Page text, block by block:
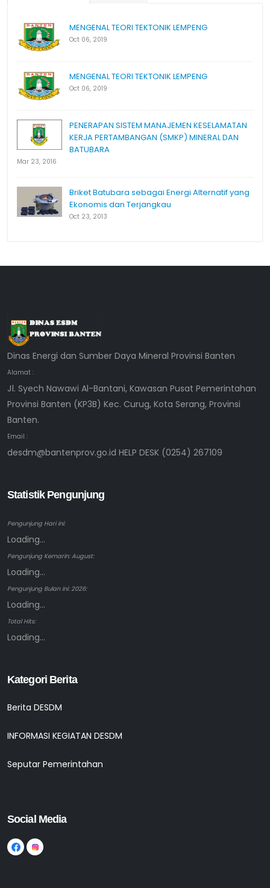
MENGENAL TEORI TEKTONIK LEMPENG
Oct 06, 2019
MENGENAL TEORI TEKTONIK LEMPENG
Oct 06, 2019
PENERAPAN SISTEM MANAJEMEN KESELAMATAN
KERJA PERTAMBANGAN (SMKP) MINERAL DAN
BATUBARA
Mar 23, 2016
Briket Batubara sebagai Energi Alternatif yang
Ekonomis dan Terjangkau
Oct 23, 2013
Dinas Energi dan Sumber Daya Mineral Provinsi Banten
Alamat :
Jl. Syech Nawawi Al-Bantani, Kawasan Pusat Pemerintahan
Provinsi Banten (KP3B) Kec. Curug, Kota Serang, Provinsi
Banten.
Email :
desdm@bantenprov.go.id HELP DESK (0254) 267109
Statistik Pengunjung
Pengunjung Hari ini:
Loading...
Pengunjung Kemarin: August:
Loading...
Pengunjung Bulan ini: 2026:
Loading...
Total Hits:
Loading...
Kategori Berita
Berita DESDM
INFORMASI KEGIATAN DESDM
Seputar Pemerintahan
Social Media